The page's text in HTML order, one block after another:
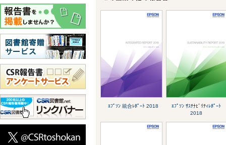
ｴﾌﾟｿﾝ 統合ﾚﾎﾟｰﾄ 2018
ｴﾌﾟｿﾝ ｻｽﾃﾅﾋﾞﾘﾃｨﾚﾎﾟｰﾄ
2018